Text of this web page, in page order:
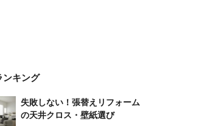
ンキング
失敗しない！張替えリフォーム
の天井クロス・壁紙選び